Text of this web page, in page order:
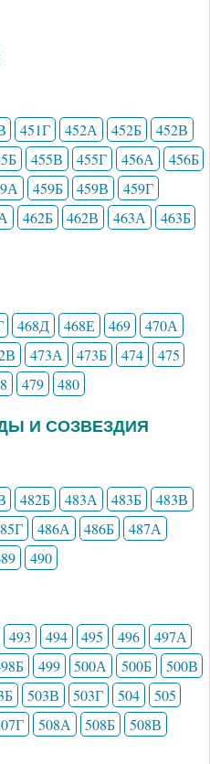
451Г 452А 452Б
452В
455В 455Г 456А
456Б
459Б 459В
459Г
462Б 462В 463А
463Б
468Д 468Е 469
470А
473А 473Б 474
475
479 480
И СОЗВЕЗДИЯ
482Б 483А 483Б
483В
486А 486Б
487А
490
493 494 495 496
497А
499 500А 500Б
500В
503В 503Г 504
505
508А 508Б
508В